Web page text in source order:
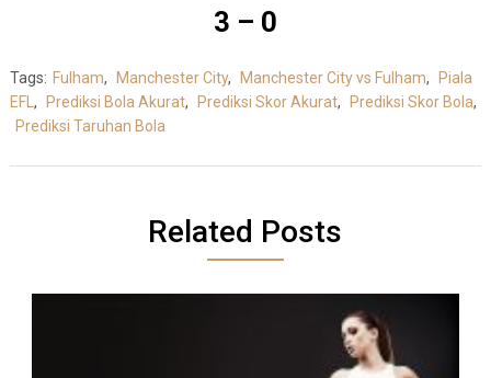
3 – 0
Tags: Fulham, Manchester City, Manchester City vs Fulham, Piala
EFL , Prediksi Bola Akurat, Prediksi Skor Akurat, Prediksi Skor Bola,
Prediksi Taruhan Bola
Related Posts